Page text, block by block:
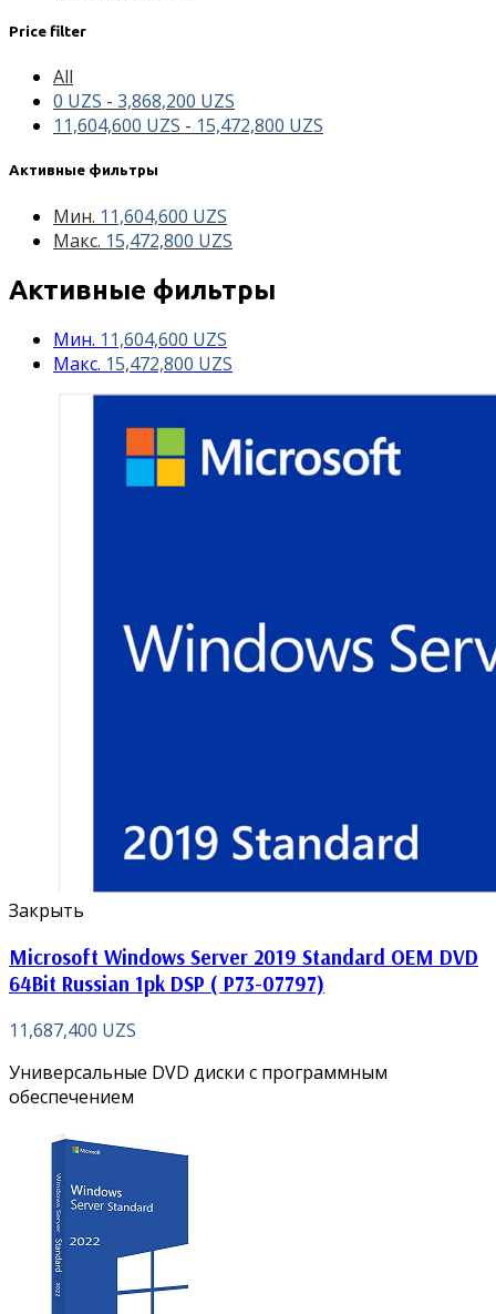
Price filter
All
0 UZS - 3,868,200 UZS
11,604,600 UZS - 15,472,800 UZS
Активные фильтры
Мин. 11,604,600 UZS
Макс. 15,472,800 UZS
Активные фильтры
Мин. 11,604,600 UZS
Макс. 15,472,800 UZS
Закрыть
Microsoft Windows Server 2019 Standard OEM DVD
64Bit Russian 1pk DSP ( P73-07797)
11,687,400 UZS
Универсальные DVD диски с программным
обеспечением